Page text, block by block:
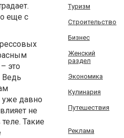
еще с
это
Ведь
уже давно
не
Такие
Туризм
Строительство
Бизнес
Женский
раздел
Экономика
Кулинария
Путешествия
Реклама